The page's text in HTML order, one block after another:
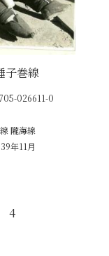
子巻線
026611-0
隴海線
年11月
4